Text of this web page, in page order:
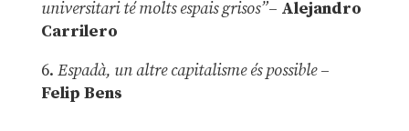
universitari té molts espais grisos”– Alejandro
Carrilero
6. Espadà, un altre capitalisme és possible –
Felip Bens